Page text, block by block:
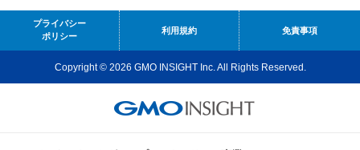
プライバシー
ポリシー
利用規約 免責事項
Copyright © 2026 GMO INSIGHT Inc. All Rights Reserved.